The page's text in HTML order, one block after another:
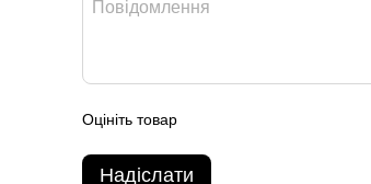
Оцініть товар
Надіслати